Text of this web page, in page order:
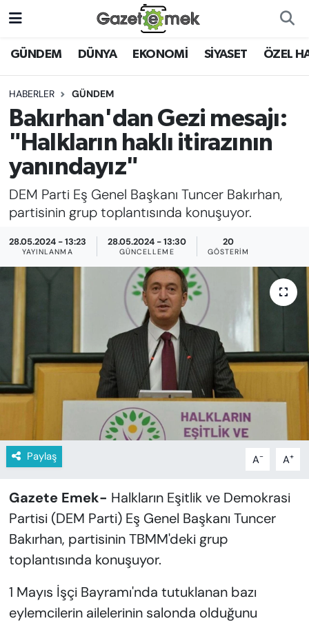
GÜNDEM DÜNYA EKONOMİ SİYASET ÖZEL
HABERLER GÜNDEM
Bakırhan'dan Gezi mesajı:
"Halkların haklı itirazının
yanındayız"
DEM Parti Eş Genel Başkanı Tuncer Bakırhan,
partisinin grup toplantısında konuşuyor.
28.05.2024 - 13:23
YAYINLANMA
28.05.2024 - 13:30
GÜNCELLEME
20
GÖSTERIM
Paylaş A- A+
Gazete Emek- Halkların Eşitlik ve Demokrasi
Partisi (DEM Parti) Eş Genel Başkanı Tuncer
Bakırhan, partisinin TBMM'deki grup
toplantısında konuşuyor.
1 Mayıs İşçi Bayramı'nda tutuklanan bazı
eylemcilerin ailelerinin salonda olduğunu
DÜNYA
EKONOMİ
EMEK HABERLERİ
YENİ MEDYADA EMEK
GAZETECİLİĞİNİ GELİŞTİRMEK
FAYDALI BİLGİLER
GÜNDEM
EĞİTİM
SAĞLIK
KÜLTÜR-SANAT
MAGAZİN
ÖZEL HABER
YAZAR KÖŞESİ
SİYASET
VAN VE DİYARBAKIR HABERLERİ
Nöbetçi Eczaneler
Hava Durumu
İstanbul Namaz Vakitleri
Trafik Durumu
Süper Lig Puan Durumu ve Fikstür
Son Dakika Haberleri